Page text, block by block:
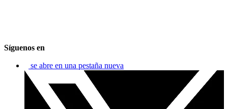
Síguenos en
se abre en una pestaña nueva